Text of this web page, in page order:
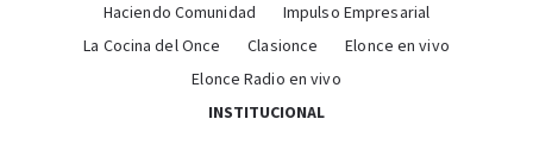
Haciendo Comunidad
Impulso Empresarial
La Cocina del Once
Clasionce
Elonce en vivo
Elonce Radio en vivo
INSTITUCIONAL